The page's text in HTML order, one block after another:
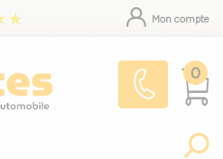
Mon compte
0